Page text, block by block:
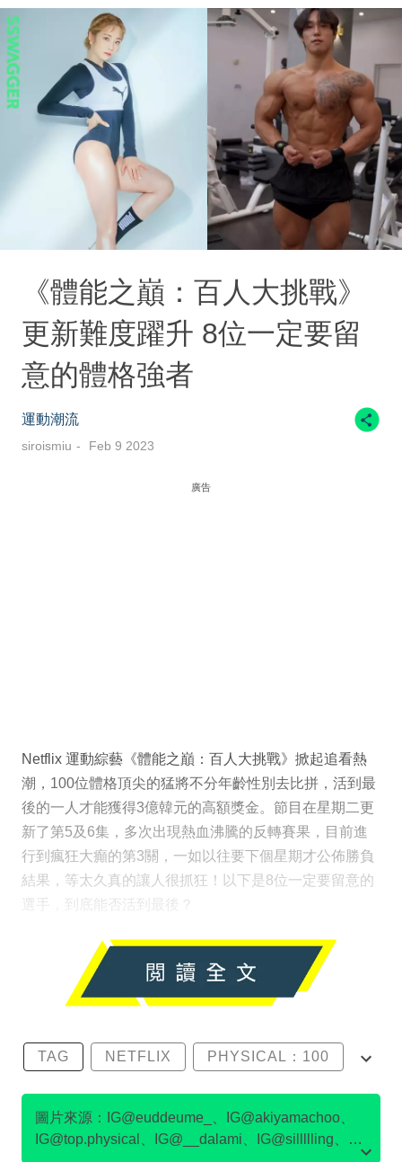
《體能之巔：百人大挑戰》
更新難度躍升 8位一定要留
意的體格強者
運動潮流
siroismiu Feb 9 2023
廣告
Netflix 運動綜藝《體能之巔：百人大挑戰》掀起追看熱
潮，100位體格頂尖的猛將不分年齡性別去比拼，活到最
後的一人才能獲得3億韓元的高額獎金。節目在星期二更
新了第5及6集，多次出現熱血沸騰的反轉賽果，目前進
行到瘋狂大癲的第3關，一如以往要下個星期才公佈勝負
結果，等太久真的讓人很抓狂！以下是8位一定要留意的
選手，到底能否活到最後？
TAG NETFLIX PHYSICAL：100
尹誠彬
沈音燈
圖片來源：IG@euddeume_、IG@akiyamachoo、
IG@top.physical、IG@__dalami、IG@sillllling、